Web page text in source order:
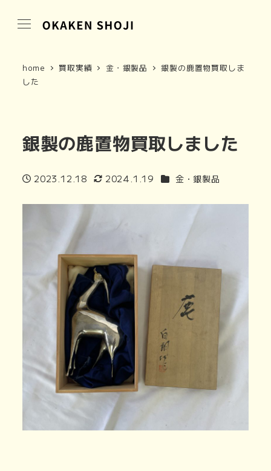
home 買取実績 金・銀製品
銀製の鹿置物買取しま
した
銀製の鹿置物買取しました
投稿日
2023.12.18
更新日
2024.1.19 商品カテゴリ
金・銀製品